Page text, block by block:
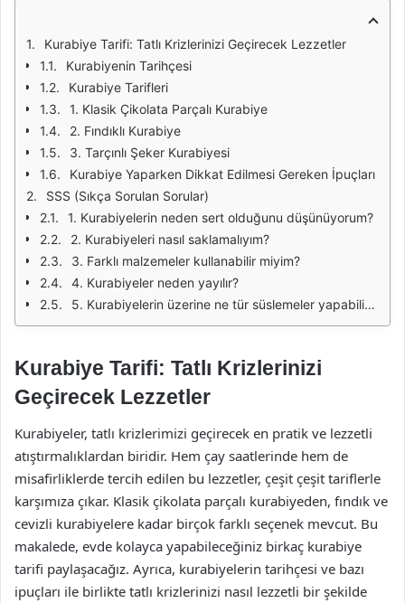
Kurabiye Tarifi: Tatlı Krizlerinizi Geçirecek Lezzetler
Kurabiyenin Tarihçesi
Kurabiye Tarifleri
1. Klasik Çikolata Parçalı Kurabiye
2. Fındıklı Kurabiye
3. Tarçınlı Şeker Kurabiyesi
Kurabiye Yaparken Dikkat Edilmesi Gereken İpuçları
SSS (Sıkça Sorulan Sorular)
1. Kurabiyelerin neden sert olduğunu düşünüyorum?
2. Kurabiyeleri nasıl saklamalıyım?
3. Farklı malzemeler kullanabilir miyim?
4. Kurabiyeler neden yayılır?
5. Kurabiyelerin üzerine ne tür süslemeler yapabilirim?
Kurabiye Tarifi: Tatlı Krizlerinizi
Geçirecek Lezzetler
Kurabiyeler, tatlı krizlerimizi geçirecek en pratik ve lezzetli
atıştırmalıklardan biridir. Hem çay saatlerinde hem de
misafirliklerde tercih edilen bu lezzetler, çeşit çeşit tariflerle
karşımıza çıkar. Klasik çikolata parçalı kurabiyeden, fındık ve
cevizli kurabiyelere kadar birçok farklı seçenek mevcut. Bu
makalede, evde kolayca yapabileceğiniz birkaç kurabiye
tarifi paylaşacağız. Ayrıca, kurabiyelerin tarihçesi ve bazı
ipuçları ile birlikte tatlı krizlerinizi nasıl lezzetli bir şekilde